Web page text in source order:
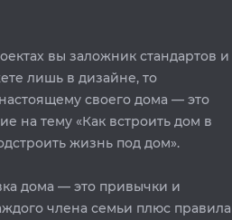
вы заложник стандартов и
лишь в дизайне, то
своего дома — это
на тему «Как встроить дом в
жизнь под дом».⁣⁣
дома — это привычки и
члена семьи плюс правила